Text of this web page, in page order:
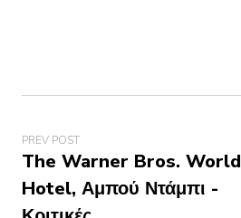
PREV POST
The Warner Bros. World
Hotel, Αμπού Ντάμπι -